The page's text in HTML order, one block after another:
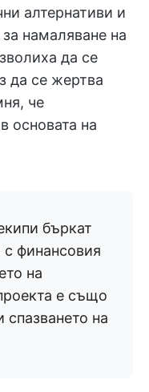
алтернативи и
намаляване на
да се
да се жертва
че
основата на
бъркат
с финансовия
на
е също
на